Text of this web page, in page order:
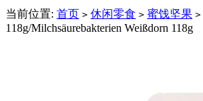
当前位置: 首页 > 休闲零食 > 蜜饯坚果 >
118g/Milchsäurebakterien Weißdorn 118g